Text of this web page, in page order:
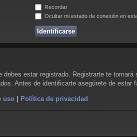
Recordar
Ocultar mi estado de conexión en
debes estar registrado. Registrarte te
Antes de identificarte asegúrete de
uso | Política de privacidad